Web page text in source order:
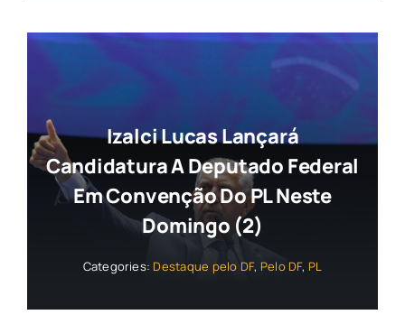
Izalci Lucas Lançará
Candidatura A Deputado Federal
Em Convenção Do PL Neste
Domingo (2)
Categories: Destaque pelo DF, Pelo DF, PL